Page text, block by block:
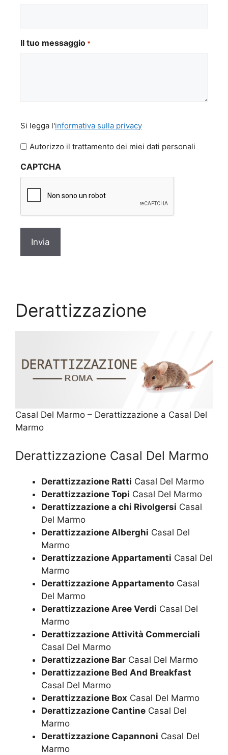
Il tuo messaggio *
legga
l'informativa
privacy
Si legga l'informativa sulla privacy
Autorizzo il trattamento dei miei dati personali
CAPTCHA
Derattizzazione
Casal Del Marmo – Derattizzazione a Casal Del
Marmo
Derattizzazione Casal Del Marmo
Derattizzazione Ratti Casal Del Marmo
Derattizzazione Topi Casal Del Marmo
Derattizzazione a chi Rivolgersi Casal
Del Marmo
Derattizzazione Alberghi Casal Del
Marmo
Derattizzazione Appartamenti Casal Del
Marmo
Derattizzazione Appartamento Casal
Del Marmo
Derattizzazione Aree Verdi Casal Del
Marmo
Derattizzazione Attività Commerciali
Casal Del Marmo
Derattizzazione Bar Casal Del Marmo
Derattizzazione Bed And Breakfast
Casal Del Marmo
Derattizzazione Box Casal Del Marmo
Derattizzazione Cantine Casal Del
Marmo
Derattizzazione Capannoni Casal Del
Marmo